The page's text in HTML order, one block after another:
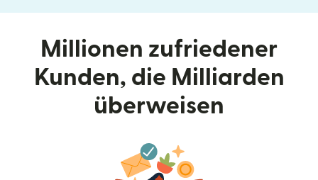
Millionen zufriedener
Kunden, die Milliarden
überweisen